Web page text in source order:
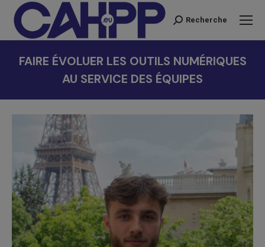
Recherche
Recherche
FAIRE ÉVOLUER LES OUTILS NUMÉRIQUES
AU SERVICE DES ÉQUIPES